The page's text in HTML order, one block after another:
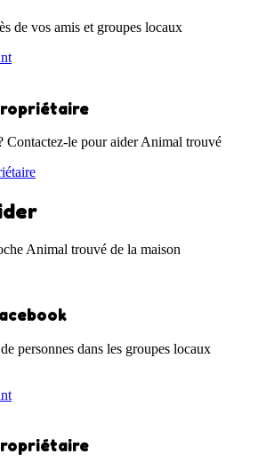
de vos amis et groupes locaux
Contactez-le pour aider Animal trouvé
Animal trouvé de la maison
personnes dans les groupes locaux